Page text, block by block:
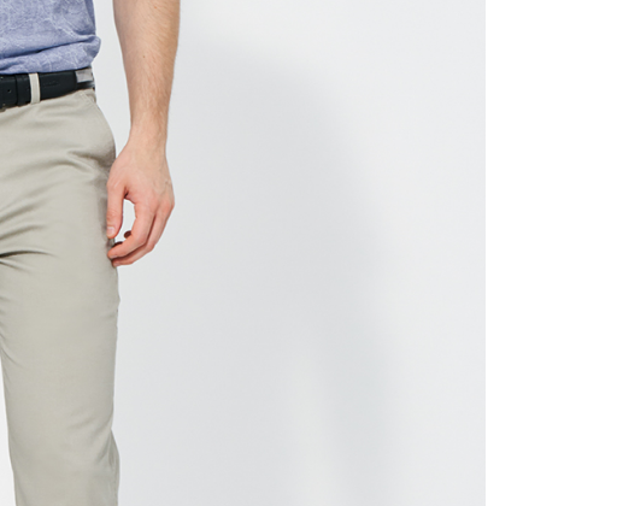
每筆NT$80，滿NT$1,200(含以上)免運費
宅配(離島)
每筆NT$80，滿NT$1,200(含以上)免運費